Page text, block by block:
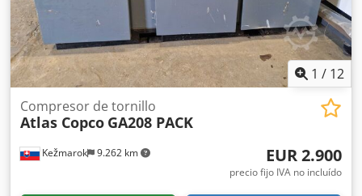
1 / 12
Kežmarok 9.262 km
Compresor de tornillo
Atlas Copco GA208 PACK
EUR 2.900
precio fijo IVA no incluído